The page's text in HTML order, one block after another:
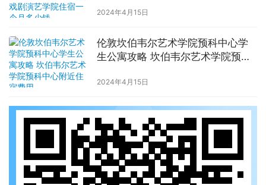
2024年4月15日
伦敦坎伯韦尔艺术学院预科中心学
生公寓攻略 坎伯韦尔艺术学院预科
2024年4月15日